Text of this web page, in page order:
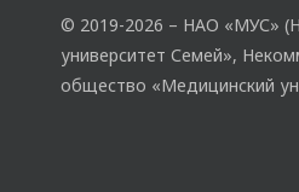
© 2019-2026 – НАО «МУС»
университет Семей»,
общество «Медицинский